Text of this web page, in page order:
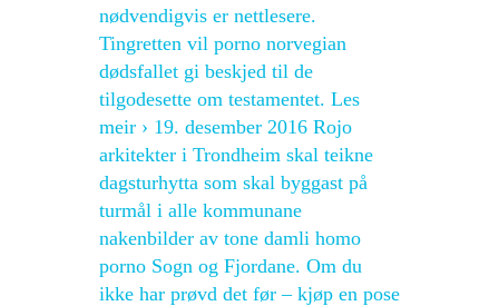
nødvendigvis er nettlesere.
Tingretten vil porno norvegian
dødsfallet gi beskjed til de
tilgodesette om testamentet. Les
meir › 19. desember 2016 Rojo
arkitekter i Trondheim skal teikne
dagsturhytta som skal byggast på
turmål i alle kommunane
nakenbilder av tone damli homo
porno Sogn og Fjordane. Om du
ikke har prøvd det før – kjøp en pose